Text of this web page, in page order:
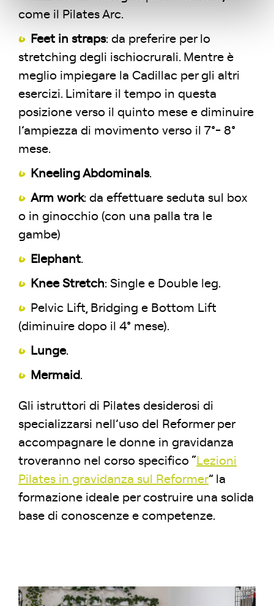
come il Pilates Arc.
Feet in straps: da preferire per lo
stretching degli ischiocrurali. Mentre è
meglio impiegare la Cadillac per gli altri
esercizi. Limitare il tempo in questa
posizione verso il quinto mese e diminuire
l’ampiezza di movimento verso il 7°- 8°
mese.
Kneeling Abdominals.
Arm work: da effettuare seduta sul box
o in ginocchio (con una palla tra le
gambe)
Elephant.
Knee Stretch: Single e Double leg.
Pelvic Lift, Bridging e Bottom Lift
(diminuire dopo il 4° mese).
Lunge.
Mermaid.
Gli istruttori di Pilates desiderosi di
specializzarsi nell’uso del Reformer per
accompagnare le donne in gravidanza
troveranno nel corso specifico “Lezioni
Pilates in gravidanza sul Reformer” la
formazione ideale per costruire una solida
base di conoscenze e competenze.